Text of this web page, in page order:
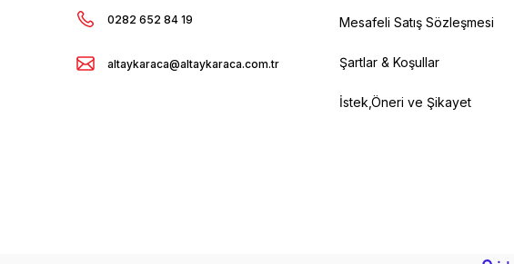
0282 652 84 19
altaykaraca@altaykaraca.com.tr
Mesafeli Satış Sözleşmesi
Şartlar & Koşullar
İstek,Öneri ve Şikayet